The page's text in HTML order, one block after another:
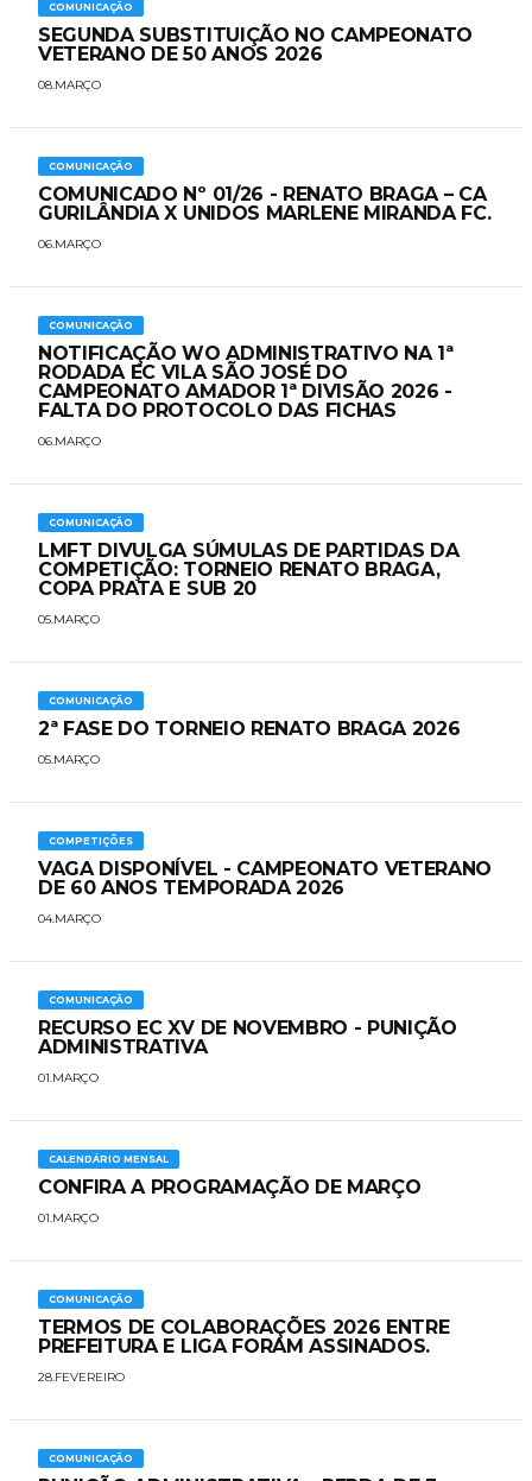
COMUNICAÇÃO
SEGUNDA SUBSTITUIÇÃO NO CAMPEONATO
VETERANO DE 50 ANOS 2026
08.MARÇO
COMUNICAÇÃO
COMUNICADO Nº 01/26 - RENATO BRAGA – CA
GURILÂNDIA X UNIDOS MARLENE MIRANDA FC.
06.MARÇO
COMUNICAÇÃO
NOTIFICAÇÃO WO ADMINISTRATIVO NA 1ª
RODADA EC VILA SÃO JOSÉ DO
CAMPEONATO AMADOR 1ª DIVISÃO 2026 -
FALTA DO PROTOCOLO DAS FICHAS
06.MARÇO
COMUNICAÇÃO
LMFT DIVULGA SÚMULAS DE PARTIDAS DA
COMPETIÇÃO: TORNEIO RENATO BRAGA,
COPA PRATA E SUB 20
05.MARÇO
COMUNICAÇÃO
2ª FASE DO TORNEIO RENATO BRAGA 2026
05.MARÇO
COMPETIÇÕES
VAGA DISPONÍVEL - CAMPEONATO VETERANO
DE 60 ANOS TEMPORADA 2026
04.MARÇO
COMUNICAÇÃO
RECURSO EC XV DE NOVEMBRO - PUNIÇÃO
ADMINISTRATIVA
01.MARÇO
CALENDÁRIO MENSAL
CONFIRA A PROGRAMAÇÃO DE MARÇO
01.MARÇO
COMUNICAÇÃO
​TERMOS DE COLABORAÇÕES 2026 ENTRE
PREFEITURA E LIGA FORAM ASSINADOS.
28.FEVEREIRO
COMUNICAÇÃO